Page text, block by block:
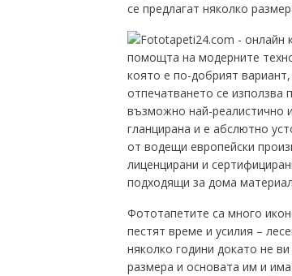
се предлагат няколко
помощта на модерните
която е по-добрият
отпечатването се използва
възможно най-реалистично
гланцирана и е абслютно
от водещи европейски
лиценцирани и
подходящи за дома
Фототапетите са много
пестят време и усилия –
няколко години докато не
размера и основата им и